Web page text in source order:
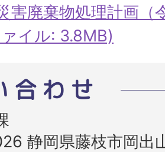
害廃棄物処理計画（
イル: 3.8MB)
合わせ
静岡県藤枝市岡出